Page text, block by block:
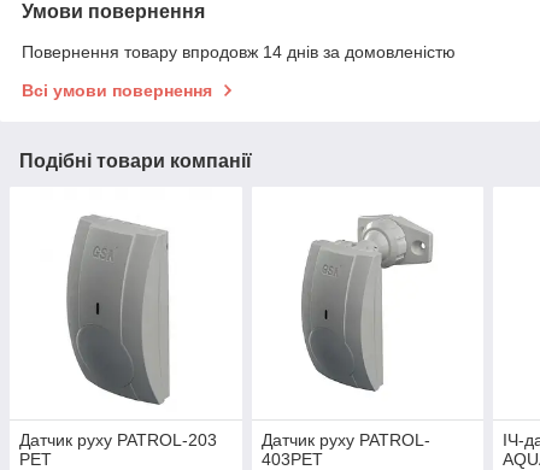
Умови повернення
Повернення товару впродовж 14 днів за домовленістю
Всі умови повернення
Подібні товари компанії
Датчик руху PATROL-203
PET
Датчик руху PATROL-
403PET
ІЧ-